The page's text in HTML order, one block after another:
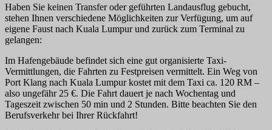
Haben Sie keinen Transfer oder geführten Landausflug gebucht,
stehen Ihnen verschiedene Möglichkeiten zur Verfügung, um auf
eigene Faust nach Kuala Lumpur und zurück zum Terminal zu
gelangen:
Im Hafengebäude befindet sich eine gut organisierte Taxi-
Vermittlungen, die Fahrten zu Festpreisen vermittelt. Ein Weg von
Port Klang nach Kuala Lumpur kostet mit dem Taxi ca. 120 RM –
also ungefähr 25 €. Die Fahrt dauert je nach Wochentag und
Tageszeit zwischen 50 min und 2 Stunden. Bitte beachten Sie den
Berufsverkehr bei Ihrer Rückfahrt!